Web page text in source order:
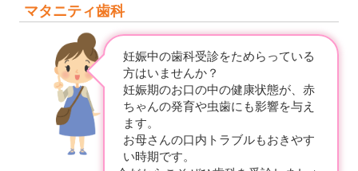
マタニティ歯科
妊娠中の歯科受診をためらっている
方はいませんか？
妊娠期のお口の中の健康状態が、赤
ちゃんの発育や虫歯にも影響を与え
ます。
お母さんの口内トラブルもおきやす
い時期です。